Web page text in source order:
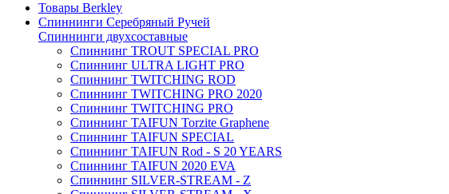
Товары Berkley
Спиннинги Серебряный Ручей
Спиннинги двухсоставные
Спиннинг TROUT SPECIAL PRO
Спиннинг ULTRA LIGHT PRO
Спиннинг TWITCHING ROD
Спиннинг TWITCHING PRO 2020
Спиннинг TWITCHING PRO
Спиннинг TAIFUN Torzite Graphene
Спиннинг TAIFUN SPECIAL
Спиннинг TAIFUN Rod - S 20 YEARS
Спиннинг TAIFUN 2020 EVA
Спиннинг SILVER-STREAM - Z